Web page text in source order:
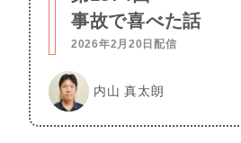
事故で喜べた話
2026年2月20日配信
内山 真太朗